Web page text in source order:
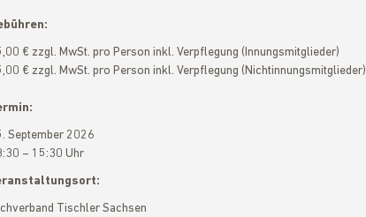
€ zzgl. MwSt. pro Person inkl. Verpflegung (Innungsmitglieder)
€ zzgl. MwSt. pro Person inkl. Verpflegung (Nichtinnungsmitglieder)
September 2026
– 15:30 Uhr
Tischler Sachsen